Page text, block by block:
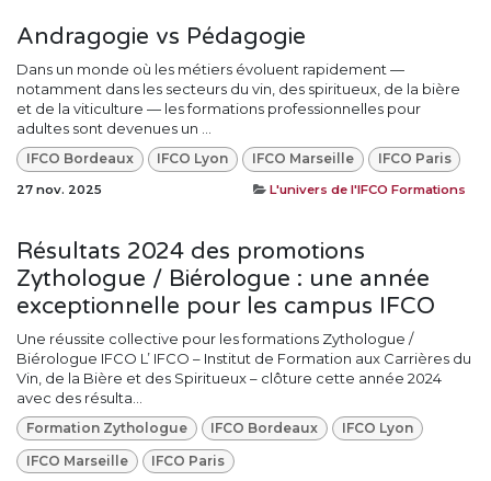
Andragogie vs Pédagogie
Dans un monde où les métiers évoluent rapidement —
notamment dans les secteurs du vin, des spiritueux, de la bière
et de la viticulture — les formations professionnelles pour
adultes sont devenues un ...
IFCO Bordeaux IFCO Lyon IFCO Marseille IFCO Paris
27 nov. 2025 L'univers de l'IFCO Formations
Résultats 2024 des promotions
Zythologue / Biérologue : une année
exceptionnelle pour les campus IFCO
Une réussite collective pour les formations Zythologue /
Biérologue IFCO L’ IFCO – Institut de Formation aux Carrières du
Vin, de la Bière et des Spiritueux – clôture cette année 2024
avec des résulta...
Formation Zythologue IFCO Bordeaux IFCO Lyon
IFCO Marseille IFCO Paris